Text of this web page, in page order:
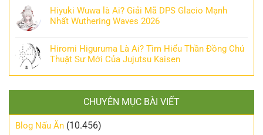
Hiyuki Wuwa là Ai? Giải Mã DPS Glacio Mạnh
Nhất Wuthering Waves 2026
Hiromi Higuruma Là Ai? Tìm Hiểu Thần Đồng Chú
Thuật Sư Mới Của Jujutsu Kaisen
CHUYÊN MỤC BÀI VIẾT
Blog Nấu Ăn (10.456)